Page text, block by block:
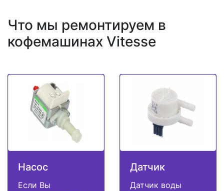
Что мы ремонтируем в
кофемашинах Vitesse
Насос
Если Вы
Датчик
Датчик воды